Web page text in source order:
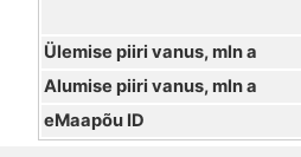
Ülemise piiri vanus, mln a
Alumise piiri vanus, mln a
eMaapõu ID